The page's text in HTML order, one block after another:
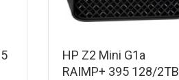
HP Z2 Mini G1a
RAIMP+ 395 128/2TB